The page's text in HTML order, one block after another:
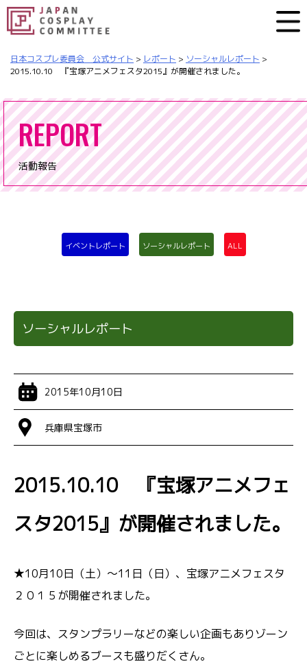
日本コスプレ委員会 公式サイト > レポート > ソーシャルレポート >
2015.10.10 『宝塚アニメフェスタ2015』が開催されました。
REPORT
活動報告
イベントレポート ソーシャルレポート ALL
ソーシャルレポート
2015年10月10日
兵庫県宝塚市
2015.10.10 『宝塚アニメフェ
スタ2015』が開催されました。
★10月10日（土）～11日（日）、宝塚アニメフェスタ
２０１５が開催されました。
今回は、スタンプラリーなどの楽しい企画もありゾーン
ごとに楽しめるブースも盛りだくさん。